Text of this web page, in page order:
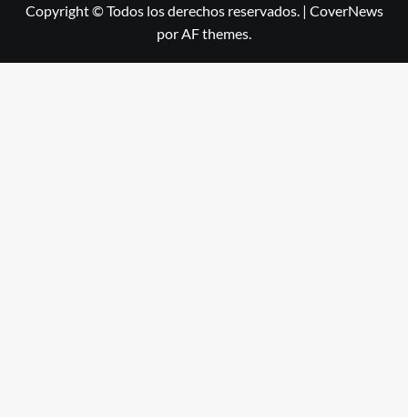
Copyright © Todos los derechos reservados. | CoverNews
por AF themes.